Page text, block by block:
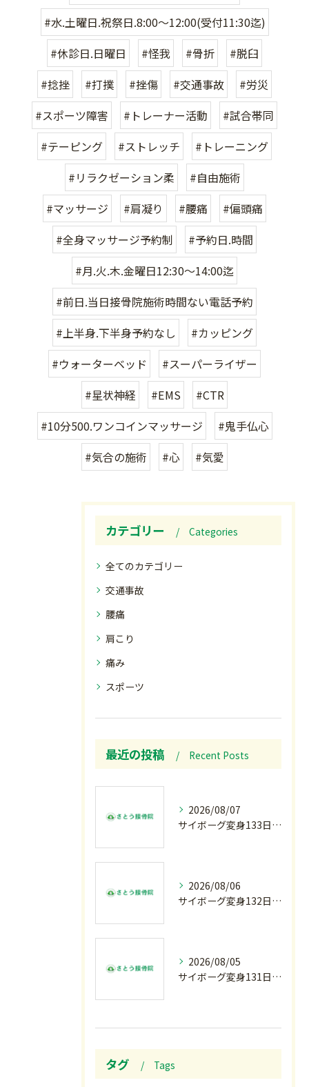
#水.土曜日.祝祭日.8:00〜12:00(受付11:30迄)
#休診日.日曜日
#怪我 #骨折
#脱臼
#捻挫
#打撲 #挫傷 #交通事故
#労災
#スポーツ障害
#トレーナー活動
#試合帯同
#テーピング
#ストレッチ
#トレーニング
#リラクゼーション柔
#自由施術
#マッサージ
#肩凝り #腰痛
#偏頭痛
#全身マッサージ予約制
#予約日.時間
#月.火.木.金曜日12:30〜14:00迄
#前日.当日接骨院施術時間ない電話予約
#上半身.下半身予約なし
#カッピング
#ウォーターベッド
#スーパーライザー
#星状神経
#EMS
#CTR
#10分500.ワンコインマッサージ
#鬼手仏心
#気合の施術
#心 #気愛
カテゴリー Categories
全てのカテゴリー
交通事故
腰痛
肩こり
痛み
スポーツ
最近の投稿 Recent Posts
2026/08/07
サイボーグ変身133日目.広島.原爆.81年.インターハイ初日.金曜の朝〜
2026/08/06
サイボーグ変身132日目.お知らせ.和歌山.インターハイ.柔道開幕…木曜の朝〜
2026/08/05
サイボーグ変身131日目.甲子園開幕.日曜.リラクゼーション柔.水曜の朝〜
タグ Tags